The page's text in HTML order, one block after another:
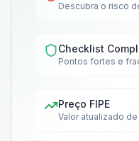
Descubra o risco
Checklist
Pontos fortes e
Preço FIPE
Valor atualizado